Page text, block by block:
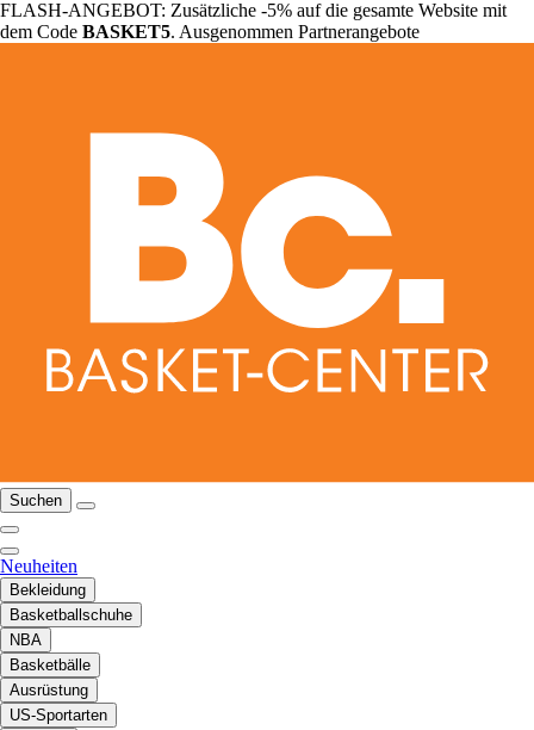
FLASH-ANGEBOT: Zusätzliche -5% auf die gesamte Website mit
dem Code BASKET5. Ausgenommen Partnerangebote
Suchen
Neuheiten
Bekleidung
Basketballschuhe
NBA
Basketbälle
Ausrüstung
US-Sportarten